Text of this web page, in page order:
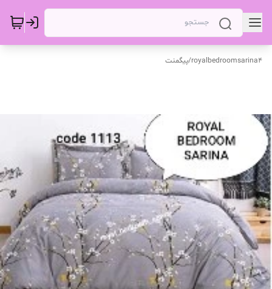
royalbedroomsarina4
/پیگمنت